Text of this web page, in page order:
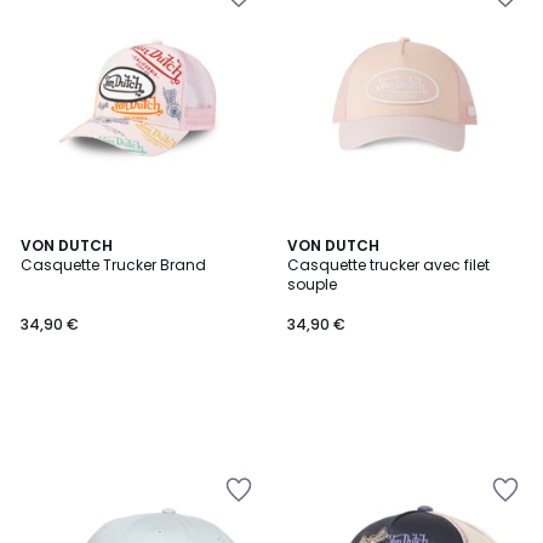
VON DUTCH
Casquette Trucker Brand
34,90 €
VON DUTCH
Casquette trucker avec filet
souple
34,90 €